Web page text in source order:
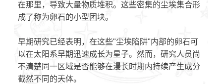
在那里，导致大量物质堆积。这些密集的尘埃集合形
成了称为卵石的小型团块。
早期研究已经表明，在这些"尘埃陷阱"内部的卵石可
以在太阳系早期迅速成长为星子。然而，研究人员尚
不清楚同一区域是否能够在漫长时期内持续产生成分
截然不同的天体。